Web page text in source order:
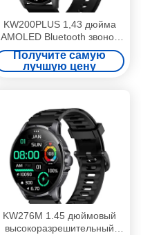
KW200PLUS 1,43 дюйма
AMOLED Bluetooth звонок
Smartwatch IP68
водонепроницаемый
Получите самую
лучшую цену
KW276M 1.45 дюймовый
высокоразрешительный